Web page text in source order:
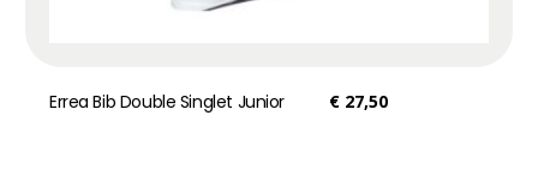
Errea Bib Double Singlet Junior €27,50